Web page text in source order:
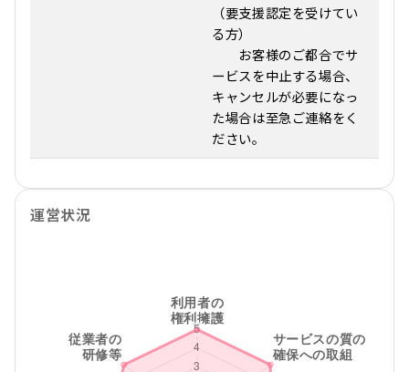
（要支援認定を受けてい
る方）
お客様のご都合でサ
ービスを中止する場合、
キャンセルが必要になっ
た場合は至急ご連絡をく
ださい。
運営状況